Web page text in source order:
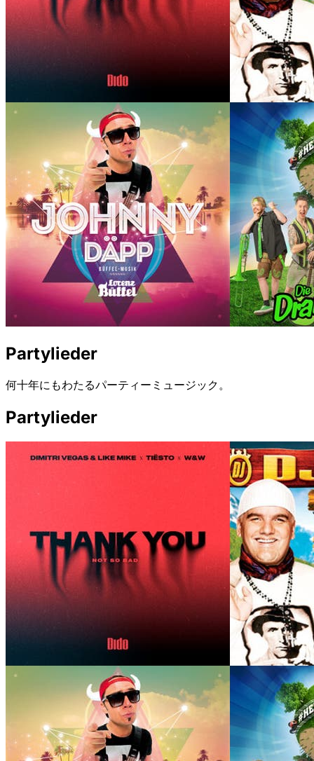
Partylieder
何十年にもわたるパーティーミュージック。
Partylieder